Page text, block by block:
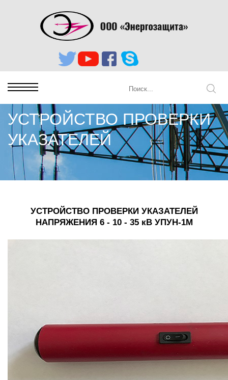
УСТРОЙСТВО ПРОВЕРКИ
УКАЗАТЕЛЕЙ
УСТРОЙСТВО ПРОВЕРКИ УКАЗАТЕЛЕЙ
НАПРЯЖЕНИЯ 6 - 10 - 35 кВ УПУН-1М